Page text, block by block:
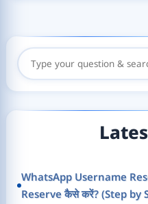
Search
WhatsApp Username
Reserve कैसे करें? (Step by